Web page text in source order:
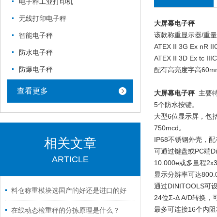
电子秤工业打印机
无线打印电子秤
智能电子秤
防水电子秤
防爆电子秤
查看更多
相关文章
ARTICLE
料仓称重模块选国产的好还是进口的好
在线动态检重秤的分拣原理是什么？
大屏幕电子秤
该款称重显示器/重
ATEX II 3G Ex nR
ATEX II 3D Ex tc
配有高亮度字高
大屏幕电子秤 主要
5个防水按键。
大型6位显示屏，包
750mcd。
IP68不锈钢外壳，
可通过键盘或PC端
10.000e或多量程
显示分辨率可达
通过DINITOOLS可
24位Σ-Δ A/D转换，
最多可连接16个内